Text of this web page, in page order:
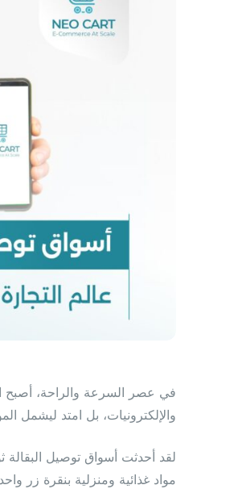
في عصر السرعة والراحة، أصبح
والإلكترونيات، بل امتد ليشمل
لقد أحدثت أسواق توصيل
مواد غذائية ومنزلية بنقرة زر